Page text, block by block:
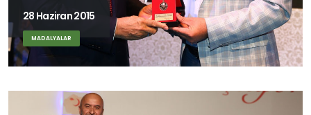
28 Haziran 2015
MADALYALAR